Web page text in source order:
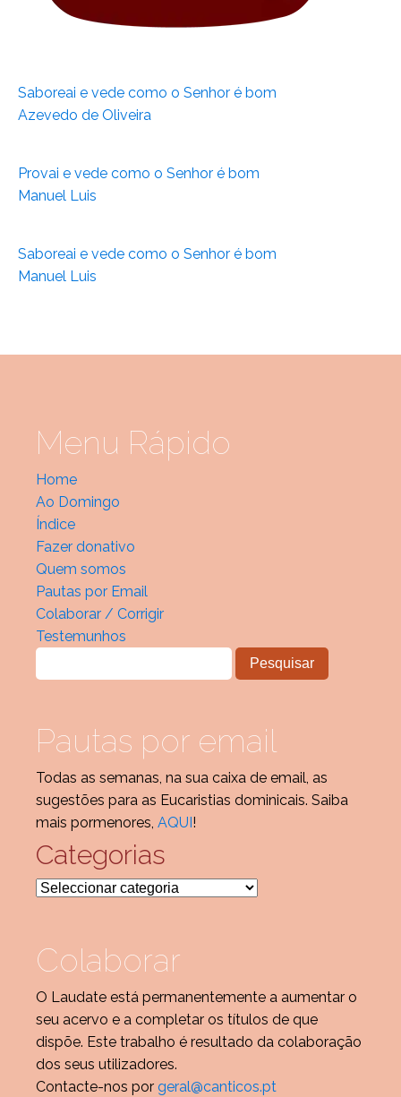
Saboreai e vede como o Senhor é bom
Azevedo de Oliveira
Provai e vede como o Senhor é bom
Manuel Luis
Saboreai e vede como o Senhor é bom
Manuel Luis
Menu Rápido
Home
Ao Domingo
Índice
Fazer donativo
Quem somos
Pautas por Email
Colaborar / Corrigir
Testemunhos
Pautas por email
Todas as semanas, na sua caixa de email, as
sugestões para as Eucaristias dominicais. Saiba
mais pormenores, AQUI!
Categorias
Categorias
Colaborar
O Laudate está permanentemente a aumentar o
seu acervo e a completar os títulos de que
dispõe. Este trabalho é resultado da colaboração
dos seus utilizadores.
Contacte-nos por geral@canticos.pt